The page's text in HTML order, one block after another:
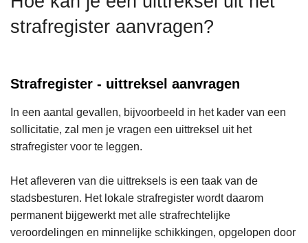
strafregister aanvragen?
Strafregister - uittreksel aanvragen
In een aantal gevallen, bijvoorbeeld in het kader van een
sollicitatie, zal men je vragen een uittreksel uit het
strafregister voor te leggen.
Het afleveren van die uittreksels is een taak van de
stadsbesturen. Het lokale strafregister wordt daarom
permanent bijgewerkt met alle strafrechtelijke
veroordelingen en minnelijke schikkingen, opgelopen door